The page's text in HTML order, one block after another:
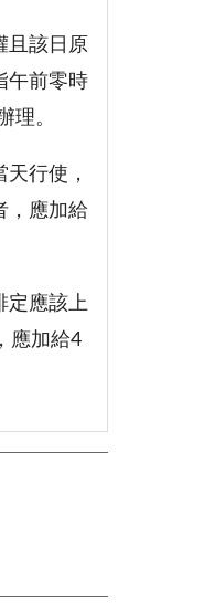
且該日原
午前零時
理。
行使，
，應加給
定應該上
應加給4